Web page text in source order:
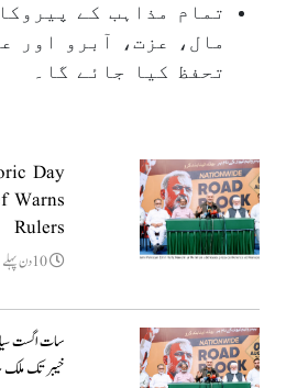
تمام مذاہب کے
مال، عزت، آبرو اور
تحفظ کیا جائے گا۔
Day
Warns
Rulers
10دن پہلے
سات اگست
خیبر تک ملک